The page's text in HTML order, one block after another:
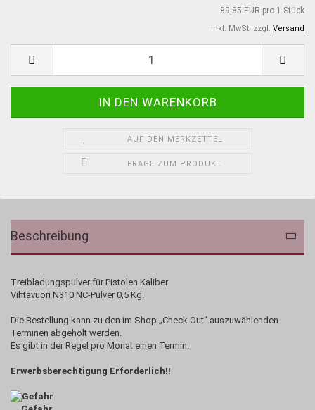
89,85 EUR pro 1 Stück
inkl. MwSt. zzgl. Versand
AUF DEN MERKZETTEL
FRAGE ZUM PRODUKT
Beschreibung
Treibladungspulver für Pistolen Kaliber
Vihtavuori N310 NC-Pulver 0,5 Kg.
Die Bestellung kann zu den im Shop „Check Out“ auszuwählenden
Terminen abgeholt werden.
Es gibt in der Regel pro Monat einen Termin.
Erwerbsberechtigung Erforderlich!!